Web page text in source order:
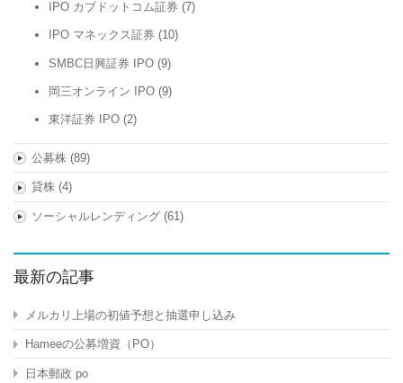
IPO カブドットコム証券 (7)
IPO マネックス証券 (10)
SMBC日興証券 IPO (9)
岡三オンライン IPO (9)
東洋証券 IPO (2)
公募株(89)
貸株(4)
ソーシャルレンディング(61)
最新の記事
メルカリ上場の初値予想と抽選申し込み
Hameeの公募増資（PO）
日本郵政 po